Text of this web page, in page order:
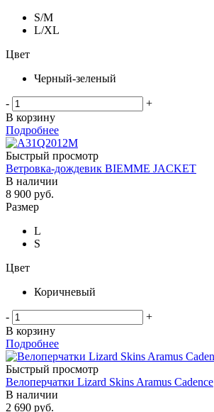
S/M
L/ХL
Цвет
Черный-зеленый
-
+
В корзину
Подробнее
Быстрый просмотр
Ветровка-дождевик BIEMME JACKET
В наличии
8 900 руб.
Размер
L
S
Цвет
Коричневый
-
+
В корзину
Подробнее
Быстрый просмотр
Велоперчатки Lizard Skins Aramus Cadence
В наличии
2 690 руб.